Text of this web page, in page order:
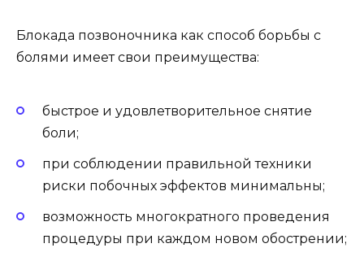
Блокада позвоночника как способ борьбы с
болями имеет свои преимущества:
быстрое и удовлетворительное снятие
боли;
при соблюдении правильной техники
риски побочных эффектов минимальны;
возможность многократного проведения
процедуры при каждом новом обострении;